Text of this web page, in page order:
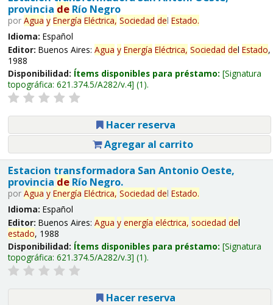
provincia deRío Negro
por Agua y Energía Eléctrica, Sociedad del Estado.
Idioma: Español
Editor: Buenos Aires: Agua y Energía Eléctrica, Sociedad del Estado,
1988
Disponibilidad: Ítems disponibles para préstamo: Signatura
topográfica: 621.374.5/A282/v.4 (1).
Hacer reserva
Agregar al carrito
Estacion transformadora San Antonio Oeste,
provincia deRío Negro.
por Agua y Energía Eléctrica, Sociedad del Estado.
Idioma: Español
Editor: Buenos Aires: Agua y energía eléctrica, sociedad del
estado, 1988
Disponibilidad: Ítems disponibles para préstamo: Signatura
topográfica: 621.374.5/A282/v.3 (1).
Hacer reserva